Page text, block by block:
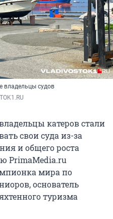
владельцы судов
катеров стали
свои суда из-за
и общего роста
PrimaMedia.ru
мира по
основатель
туризма